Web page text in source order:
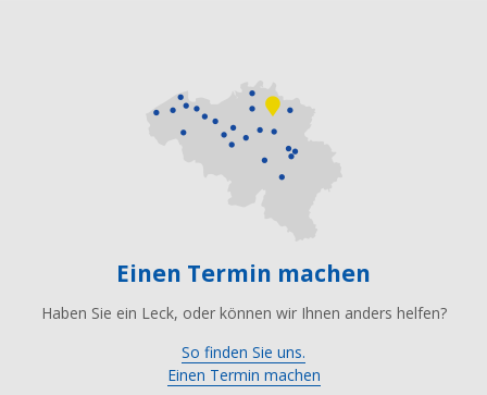
Einen Termin machen
Haben Sie ein Leck, oder können wir Ihnen anders helfen?
So finden Sie uns.
Einen Termin machen